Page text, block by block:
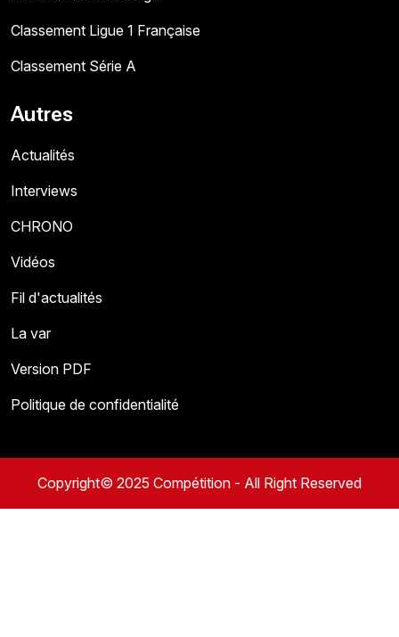
Classement Ligue 1 Française
Classement Série A
Autres
Actualités
Interviews
CHRONO
Vidéos
Fil d'actualités
La var
Version PDF
Politique de confidentialité
Copyright© 2025 Compétition - All Right Reserved